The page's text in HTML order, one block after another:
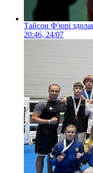
Тайсон Ф'юрі
20:46, 24/07